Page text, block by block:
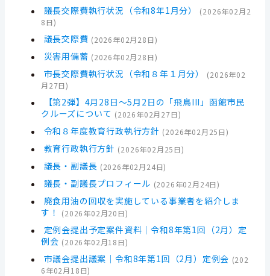
議長交際費執行状況（令和8年1月分） (2026年02月2
8日)
議長交際費 (2026年02月28日)
災害用備蓄 (2026年02月28日)
市長交際費執行状況（令和８年１月分） (2026年02
月27日)
【第2弾】4月28日～5月2日の「飛鳥III」函館市民
クルーズについて (2026年02月27日)
令和８年度教育行政執行方針 (2026年02月25日)
教育行政執行方針 (2026年02月25日)
議長・副議長 (2026年02月24日)
議長・副議長プロフィール (2026年02月24日)
廃食用油の回収を実施している事業者を紹介しま
す！
(2026年02月20日)
定例会提出予定案件資料｜令和8年第1回（2月）定
例会 (2026年02月18日)
市議会提出議案｜令和8年第1回（2月）定例会 (202
6年02月18日)